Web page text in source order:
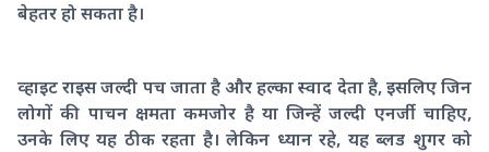
बेहतर हो सकता है।
व्हाइट राइस जल्दी पच जाता है और हल्का स्वाद देता है, इसलिए जिन
लोगों की पाचन क्षमता कमजोर है या जिन्हें जल्दी एनर्जी चाहिए,
उनके लिए यह ठीक रहता है। लेकिन ध्यान रहे, यह ब्लड शुगर को